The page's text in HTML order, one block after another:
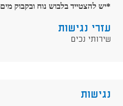
*יש להצטייד בלבוש נוח ובקבוק מים
עזרי נגישות
שירותי נכים
נגישות